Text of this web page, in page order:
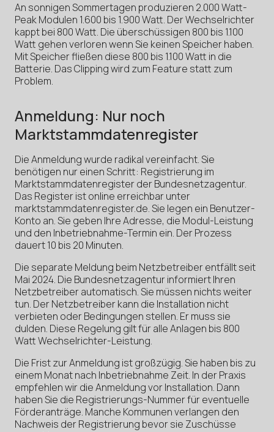
An sonnigen Sommertagen produzieren 2.000 Watt-
Peak Modulen 1.600 bis 1.900 Watt. Der Wechselrichter
kappt bei 800 Watt. Die überschüssigen 800 bis 1.100
Watt gehen verloren wenn Sie keinen Speicher haben.
Mit Speicher fließen diese 800 bis 1.100 Watt in die
Batterie. Das Clipping wird zum Feature statt zum
Problem.
Anmeldung: Nur noch
Marktstammdatenregister
Die Anmeldung wurde radikal vereinfacht. Sie
benötigen nur einen Schritt: Registrierung im
Marktstammdatenregister der Bundesnetzagentur.
Das Register ist online erreichbar unter
marktstammdatenregister.de. Sie legen ein Benutzer-
Konto an. Sie geben Ihre Adresse, die Modul-Leistung
und den Inbetriebnahme-Termin ein. Der Prozess
dauert 10 bis 20 Minuten.
Die separate Meldung beim Netzbetreiber entfällt seit
Mai 2024. Die Bundesnetzagentur informiert Ihren
Netzbetreiber automatisch. Sie müssen nichts weiter
tun. Der Netzbetreiber kann die Installation nicht
verbieten oder Bedingungen stellen. Er muss sie
dulden. Diese Regelung gilt für alle Anlagen bis 800
Watt Wechselrichter-Leistung.
Die Frist zur Anmeldung ist großzügig. Sie haben bis zu
einem Monat nach Inbetriebnahme Zeit. In der Praxis
empfehlen wir die Anmeldung vor Installation. Dann
haben Sie die Registrierungs-Nummer für eventuelle
Förderanträge. Manche Kommunen verlangen den
Nachweis der Registrierung bevor sie Zuschüsse